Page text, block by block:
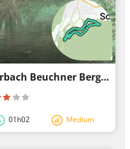
Senderisme circular Amorbach Beuchner Berg 1: Camí amb vistes
01h02 Medium